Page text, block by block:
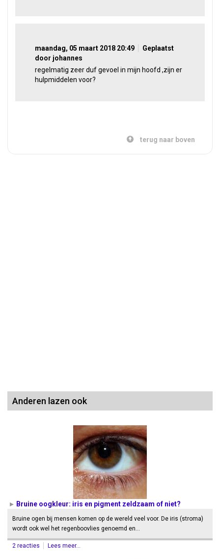
maandag, 05 maart 2018 20:49
Geplaatst
door johannes
regelmatig zeer duf gevoel in mijn hoofd ,zijn er
hulpmiddelen voor?
terug naar boven
Anderen lazen ook
Bruine oogkleur: iris en pigment zeldzaam of niet?
Bruine ogen bij mensen komen op de wereld veel voor. De iris (stroma)
wordt ook wel het regenboovlies genoemd en…
2 reacties Lees meer...